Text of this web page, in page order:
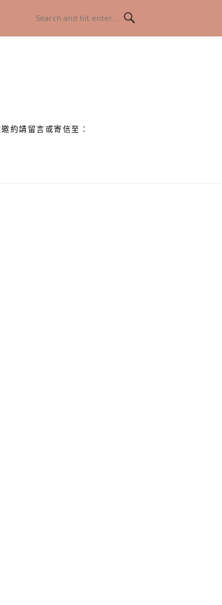
約請留言或寄信至：